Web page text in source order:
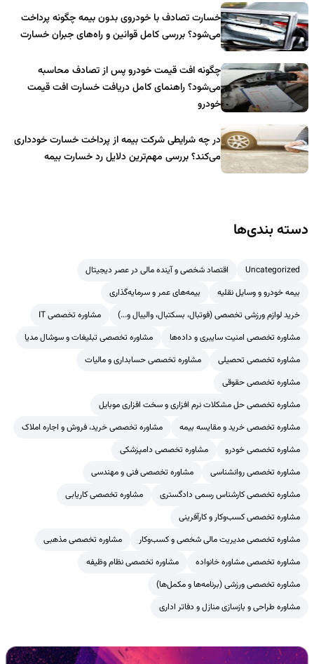
خسارت تصادف با خودروی بدون بیمه چگونه پرداخت
می‌شود؟ بررسی کامل قوانین و راه‌های جبران خسارت
چگونه افت قیمت خودرو پس از تصادف محاسبه
می‌شود؟ راهنمای کامل دریافت خسارت افت قیمت
خودرو
در چه شرایطی شرکت بیمه از پرداخت خسارت خودداری
می‌کند؟ بررسی مهم‌ترین دلایل رد خسارت بیمه
دسته بندی‌ها
Uncategorized
اقتصاد شخصی و آینده مالی در عصر دیجیتال
بیمه خودرو و وسایل نقلیه
بیمه‌های عمر و سرمایه‌گذاری
خرید لوازم ورزشی تخصصی (فوتبال، بسکتبال، والیبال و...)
مشاوره تخصصی IT
مشاوره تخصصی امنیت سایبری و داده‌ها
مشاوره تخصصی تبلیغات و سوشال مدیا
مشاوره تخصصی تحصیلی
مشاوره تخصصی حسابداری و مالیات
مشاوره تخصصی حقوقی
مشاوره تخصصی حل مشکلات نرم افزاری و سخت افزاری موبایل
مشاوره تخصصی خرید و مقایسه بیمه
مشاوره تخصصی خرید، فروش و اجاره املاک
مشاوره تخصصی خودرو
مشاوره تخصصی دامپزشکی
مشاوره تخصصی روانشناسی
مشاوره تخصصی فنی و مهندسی
مشاوره تخصصی کارشناس رسمی دادگستری
مشاوره تخصصی کاریابی
مشاوره تخصصی کسب‌وکار و کارآفرینی
مشاوره تخصصی مدیریت مالی شخصی و کسب‌وکار
مشاوره تخصصی مذهبی
مشاوره تخصصی مشاوره خانواده
مشاوره تخصصی نظام وظیفه
مشاوره تخصصی ورزشی (برنامه‌ها و مکمل‌ها)
مشاوره طراحی و بازسازی منازل و دفاتر اداری